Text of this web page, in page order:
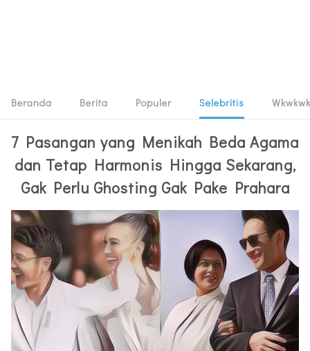
Beranda Berita Populer Selebritis Wkwkwk
7 Pasangan yang Menikah Beda Agama
dan Tetap Harmonis Hingga Sekarang,
Gak Perlu Ghosting Gak Pake Prahara